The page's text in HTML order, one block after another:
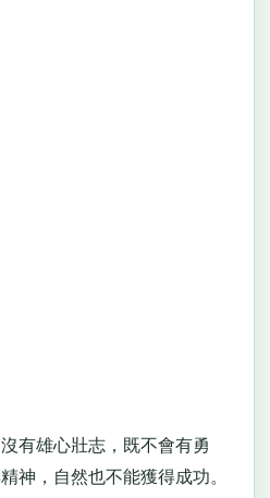
雄心壯志，既不會有勇
神，自然也不能獲得成功。